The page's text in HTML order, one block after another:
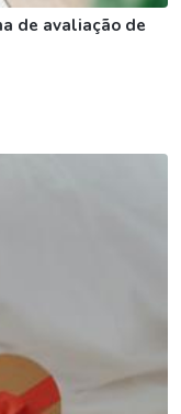
de avaliação de